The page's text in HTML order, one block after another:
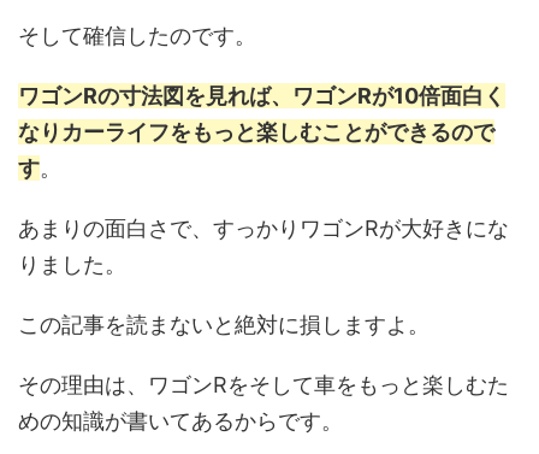
そして確信したのです。
ワゴンRの寸法図を見れば、ワゴンRが10倍面白く
なりカーライフをもっと楽しむことができるので
す。
あまりの面白さで、すっかりワゴンRが大好きにな
りました。
この記事を読まないと絶対に損しますよ。
その理由は、ワゴンRをそして車をもっと楽しむた
めの知識が書いてあるからです。